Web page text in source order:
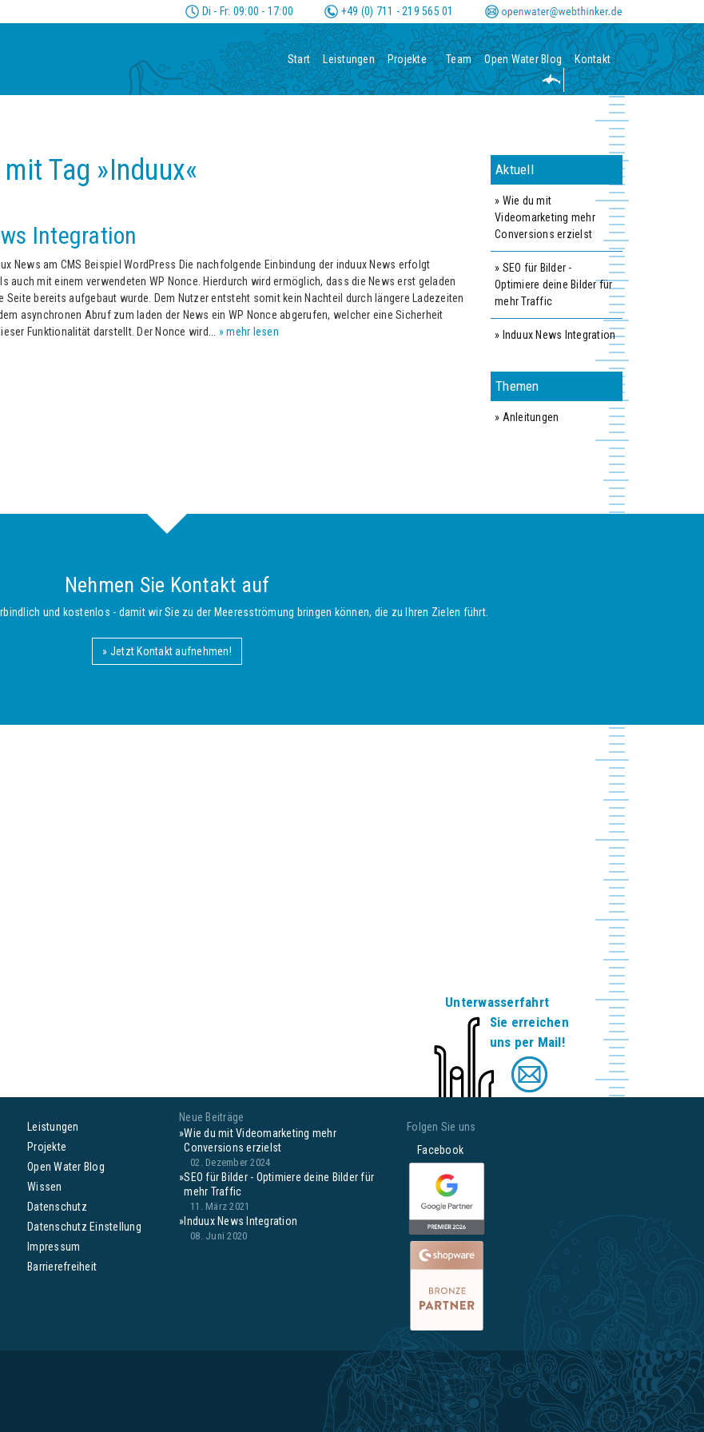
+49 (0) 711 - 219 565 01
Di - Fr: 09:00 - 17:00
Start Leistungen Projekte Team Open Water Blog Kontakt
Tag »Induux«
Integration
News am CMS Beispiel WordPress Die nachfolgende Einbindung der induux News erfolgt
auch mit einem verwendeten WP Nonce. Hierdurch wird ermöglich, dass die News erst geladen
Seite bereits aufgebaut wurde. Dem Nutzer entsteht somit kein Nachteil durch längere Ladezeiten
asynchronen Abruf zum laden der News ein WP Nonce abgerufen, welcher eine Sicherheit
Funktionalität darstellt. Der Nonce wird... » mehr lesen
Aktuell
» Wie du mit
Videomarketing mehr
Conversions erzielst
» SEO für Bilder -
Optimiere deine Bilder für
mehr Traffic
» Induux News Integration
Themen
» Anleitungen
Nehmen Sie Kontakt auf
und kostenlos - damit wir Sie zu der Meeresströmung bringen können, die zu Ihren Zielen führt.
» Jetzt Kontakt aufnehmen!
Unterwasserfahrt
Sie erreichen
uns per Mail!
Leistungen
Projekte
Open Water Blog
Wissen
Datenschutz
Datenschutz Einstellung
Impressum
Barrierefreiheit
Neue Beiträge
Wie du mit Videomarketing mehr
Conversions erzielst
02. Dezember 2024
SEO für Bilder - Optimiere deine Bilder für
mehr Traffic
11. März 2021
Induux News Integration
08. Juni 2020
Folgen Sie uns
Facebook